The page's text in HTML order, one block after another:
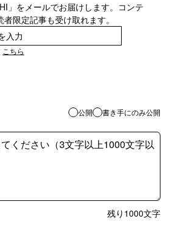
」をメールでお届けします。コンテ
限定記事も受け取れます。
こちら
公開 書き手にのみ公開
残り 1000文字